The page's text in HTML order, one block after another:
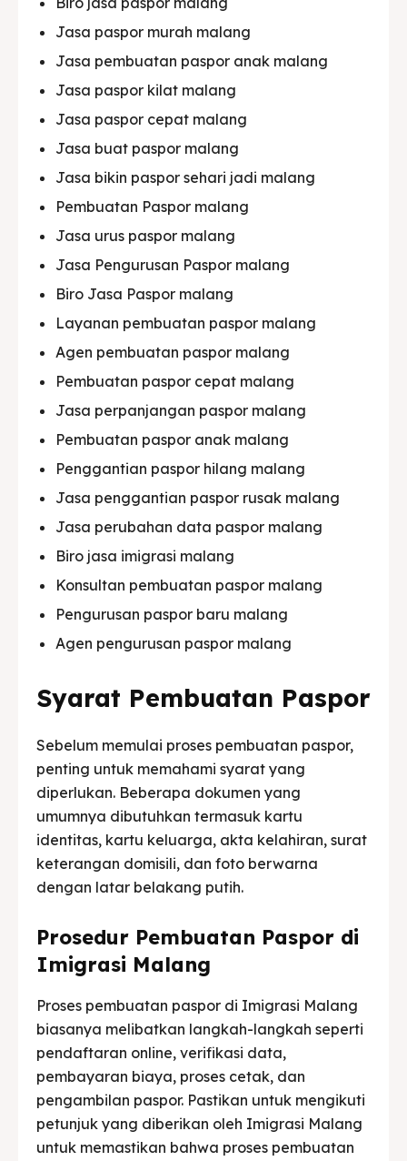
Jasa paspor murah malang
Jasa pembuatan paspor anak malang
Jasa paspor kilat malang
Jasa paspor cepat malang
Jasa buat paspor malang
Jasa bikin paspor sehari jadi malang
Pembuatan Paspor malang
Jasa urus paspor malang
Jasa Pengurusan Paspor malang
Biro Jasa Paspor malang
Layanan pembuatan paspor malang
Agen pembuatan paspor malang
Pembuatan paspor cepat malang
Jasa perpanjangan paspor malang
Pembuatan paspor anak malang
Penggantian paspor hilang malang
Jasa penggantian paspor rusak malang
Jasa perubahan data paspor malang
Biro jasa imigrasi malang
Konsultan pembuatan paspor malang
Pengurusan paspor baru malang
Agen pengurusan paspor malang
Syarat Pembuatan Paspor
Sebelum memulai proses pembuatan paspor,
penting untuk memahami syarat yang
diperlukan. Beberapa dokumen yang
umumnya dibutuhkan termasuk kartu
identitas, kartu keluarga, akta kelahiran, surat
keterangan domisili, dan foto berwarna
dengan latar belakang putih.
Prosedur Pembuatan Paspor di
Imigrasi Malang
Proses pembuatan paspor di Imigrasi Malang
biasanya melibatkan langkah-langkah seperti
pendaftaran online, verifikasi data,
pembayaran biaya, proses cetak, dan
pengambilan paspor. Pastikan untuk mengikuti
petunjuk yang diberikan oleh Imigrasi Malang
untuk memastikan bahwa proses pembuatan